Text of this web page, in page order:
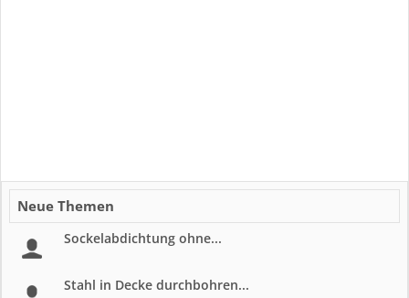
Neue Themen
Sockelabdichtung ohne...
Stahl in Decke durchbohren...